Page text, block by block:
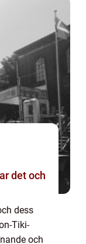
dess
Tiki-
och